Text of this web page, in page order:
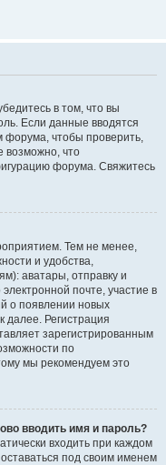
в том, что вы
Если данные вводятся
форума, чтобы проверить,
возможно, что
форума. Свяжитесь
Тем не менее,
и удобства,
аватары, отправку и
почте, участие в
о появлении новых
Регистрация
зарегистрированным
по
мы рекомендуем это
вводить имя и пароль?
входить при каждом
под своим именем